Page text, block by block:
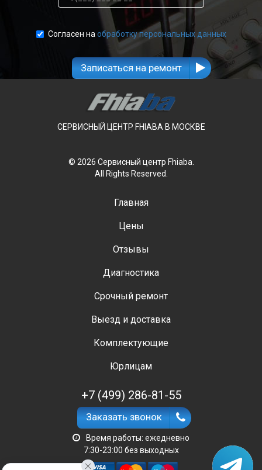
Согласен на обработку персональных данных
Записаться на ремонт
СЕРВИСНЫЙ ЦЕНТР FHIABA В МОСКВЕ
© 2026 Сервисный центр Fhiaba.
All Rights Reserved.
Главная
Цены
Отзывы
Диагностика
Срочный ремонт
Выезд и доставка
Комплектующие
Юрлицам
+7 (499) 286-81-55
Заказать звонок
Время работы: ежедневно
7:30-23:00 без выходных